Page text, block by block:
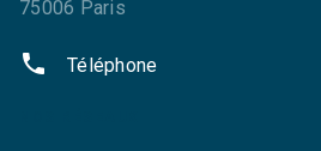
75006 Paris
phone Téléphone